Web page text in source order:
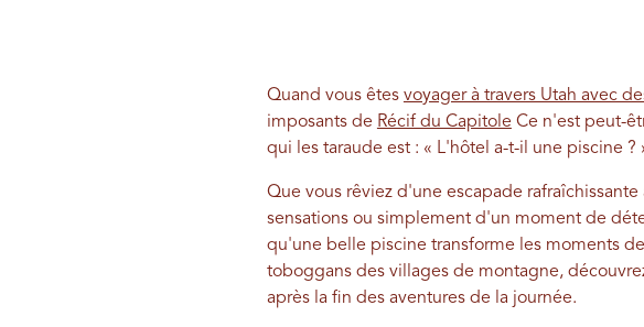
Quand vous êtes voyager à travers Utah avec
imposants de Récif du Capitole Ce n'est peut-
qui les taraude est : « L'hôtel a-t-il une piscine ?
Que vous rêviez d'une escapade
sensations ou simplement d'un moment de
qu'une belle piscine transforme les moments
toboggans des villages de montagne,
après la fin des aventures de la journée.